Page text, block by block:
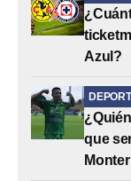
Azul?
que